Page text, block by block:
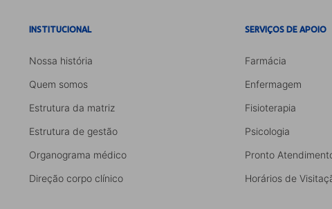
INSTITUCIONAL
Nossa história
Quem somos
Estrutura da matriz
Estrutura de gestão
Organograma médico
Direção corpo clínico
SERVIÇOS DE APOIO
Farmácia
Enfermagem
Fisioterapia
Psicologia
Pronto
Horários de